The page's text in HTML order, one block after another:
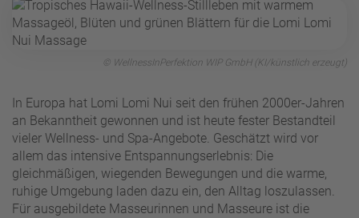
© WellnessInPerfektion WIP GmbH (KI/künstlich erzeugt)
In Europa hat Lomi Lomi Nui seit den frühen 2000er-Jahren
an Bekanntheit gewonnen und ist heute fester Bestandteil
vieler Wellness- und Spa-Angebote. Geschätzt wird vor
allem das intensive Entspannungserlebnis: Die
gleichmäßigen, wiegenden Bewegungen und die warme,
ruhige Umgebung laden dazu ein, den Alltag loszulassen.
Für ausgebildete Masseurinnen und Masseure ist die